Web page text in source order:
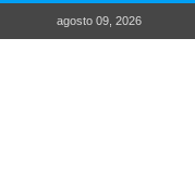
agosto 09, 2026